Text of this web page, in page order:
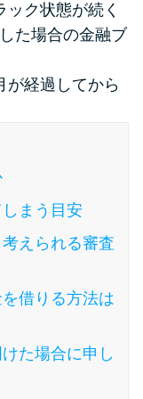
選ぶべき4つ
して利息0円で
ポイント
い…2ヵ月目に
険な理由と対
ク状態が続く
た場合の金融ブ
が経過してから
まう目安
えられる審査
借りる方法は
た場合に申し